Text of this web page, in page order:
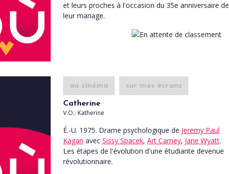
et leurs proches à l'occasion du 35e anniversaire de
leur mariage.
au cinéma sur mes écrans
Catherine
V.O.: Katherine
É.-U. 1975. Drame psychologique de Jeremy Paul
Kagan avec Sissy Spacek, Art Carney, Jane Wyatt.
Les étapes de l'évolution d'une étudiante devenue
révolutionnaire.